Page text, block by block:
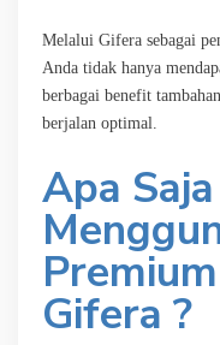
Melalui Gifera sebagai
Anda tidak hanya
berbagai benefit
berjalan optimal.
Apa
Gifera ?